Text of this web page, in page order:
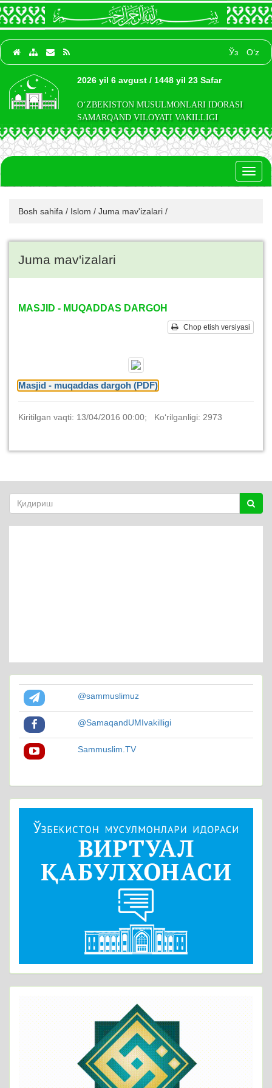
Ўз O‘z
2026 yil 6 avgust / 1448 yil 23 Safar
O‘ZBEKISTON MUSULMONLARI IDORASI
SAMARQAND VILOYATI VAKILLIGI
Bosh sahifa / Islom / Juma mav'izalari /
Juma mav'izalari
MASJID - MUQADDAS DARGOH
Chop etish versiyasi
Masjid - muqaddas dargoh (PDF)
Kiritilgan vaqti: 13/04/2016 00:00; Ko‘rilganligi: 2973
@sammuslimuz
@SamaqandUMIvakilligi
Sammuslim.TV